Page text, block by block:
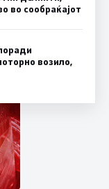
во сообраќајот
возило,